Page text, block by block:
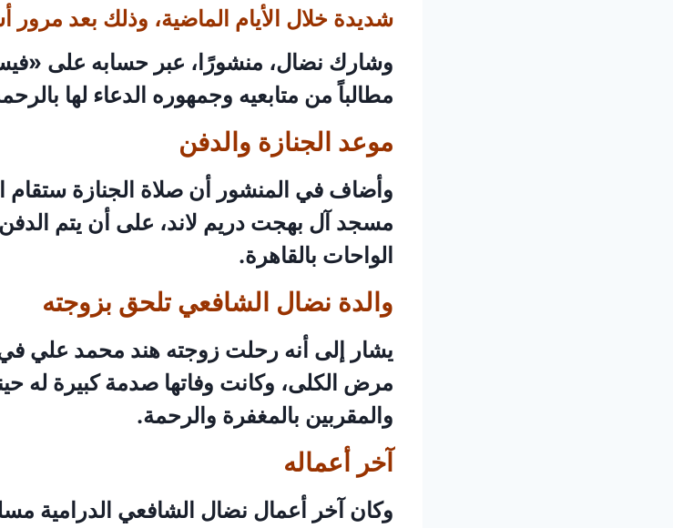
شديدة خلال الأيام الماضية، وذلك بعد
وشارك نضال، منشورًا، عبر حسابه على
مطالباً من متابعيه وجمهوره الدعاء لها
موعد الجنازة والدفن
وأضاف في المنشور أن صلاة الجنازة ستقام
مسجد آل بهجت دريم لاند، على أن يتم
الواحات بالقاهرة.
والدة نضال الشافعي تلحق بزوجته
مرض الكلى، وكانت وفاتها صدمة كبيرة له
والمقربين بالمغفرة والرحمة.
آخر أعماله
وكان آخر أعمال نضال الشافعي الدرامية